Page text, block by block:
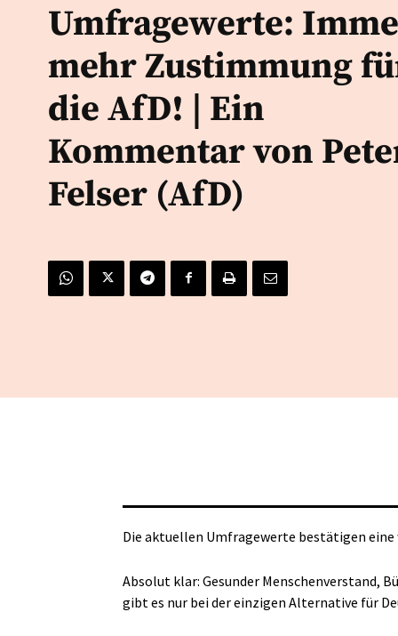
Umfragewerte:
mehr Zustimmung
die AfD! | Ein
Kommentar von
Felser (AfD)
Die aktuellen Umfragewerte bestätigen eine
Absolut klar: Gesunder Menschenverstand,
gibt es nur bei der einzigen Alternative für